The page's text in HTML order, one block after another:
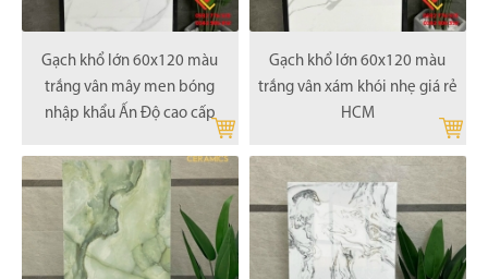
Gạch khổ lớn 60x120 màu
trắng vân mây men bóng
nhập khẩu Ấn Độ cao cấp
Gạch khổ lớn 60x120 màu
trắng vân xám khói nhẹ giá rẻ
HCM